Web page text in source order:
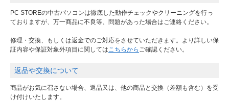
PC STOREの中古パソコンは徹底した動作チェックやクリーニングを行っ
ておりますが、万一商品に不良等、問題があった場合はご連絡ください。
修理・交換、もしくは返金でのご対応をさせていただきます。より詳しい保
証内容や保証対象外項目に関しては こちらから ご確認ください。
返品や交換について
商品がお気に召さない場合、返品又は、他の商品と交換（差額も含む）を受
け付けいたします。